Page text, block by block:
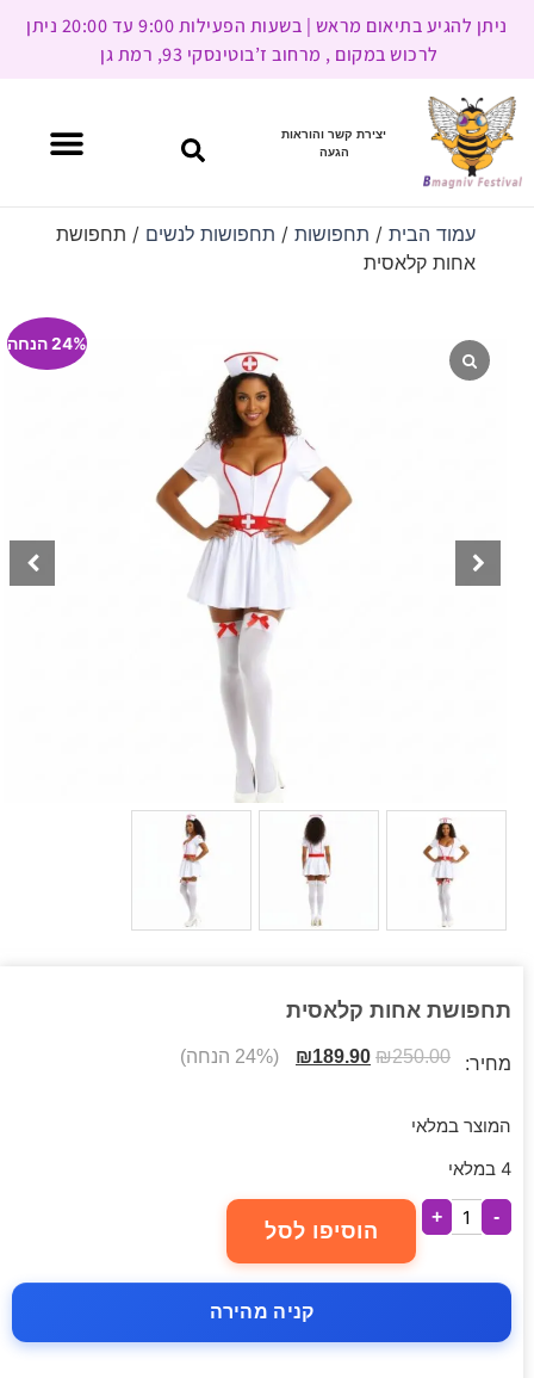
ניתן להגיע בתיאום מראש | בשעות הפעילות 9:00 עד 20:00 ניתן
לרכוש במקום , מרחוב ז’בוטינסקי 93, רמת גן
יצירת קשר והוראות
הגעה
עמוד הבית/ תחפושות/ תחפושות לנשים / תחפושת
אחות קלאסית
24% הנחה
תחפושת אחות קלאסית
מחיר: ₪250.00
₪189.90 (24% הנחה)
המוצר במלאי
4 במלאי
-
+
הוסיפו לסל
קניה מהירה